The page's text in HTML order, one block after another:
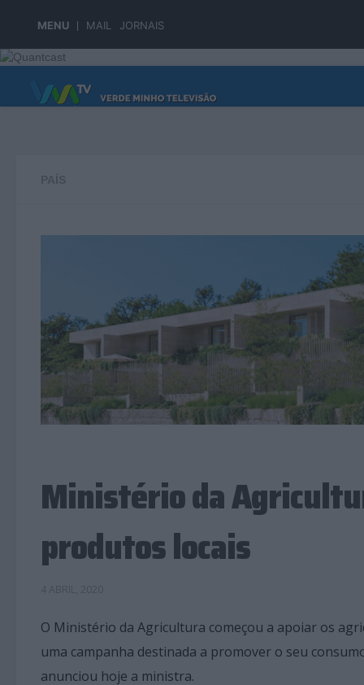
MENU MAIL JORNAIS
Skip to content
Ministério da
produtos locais
O Ministério da Agricultura começou a apoiar os
uma campanha destinada a promover o seu
anunciou hoje a ministra.